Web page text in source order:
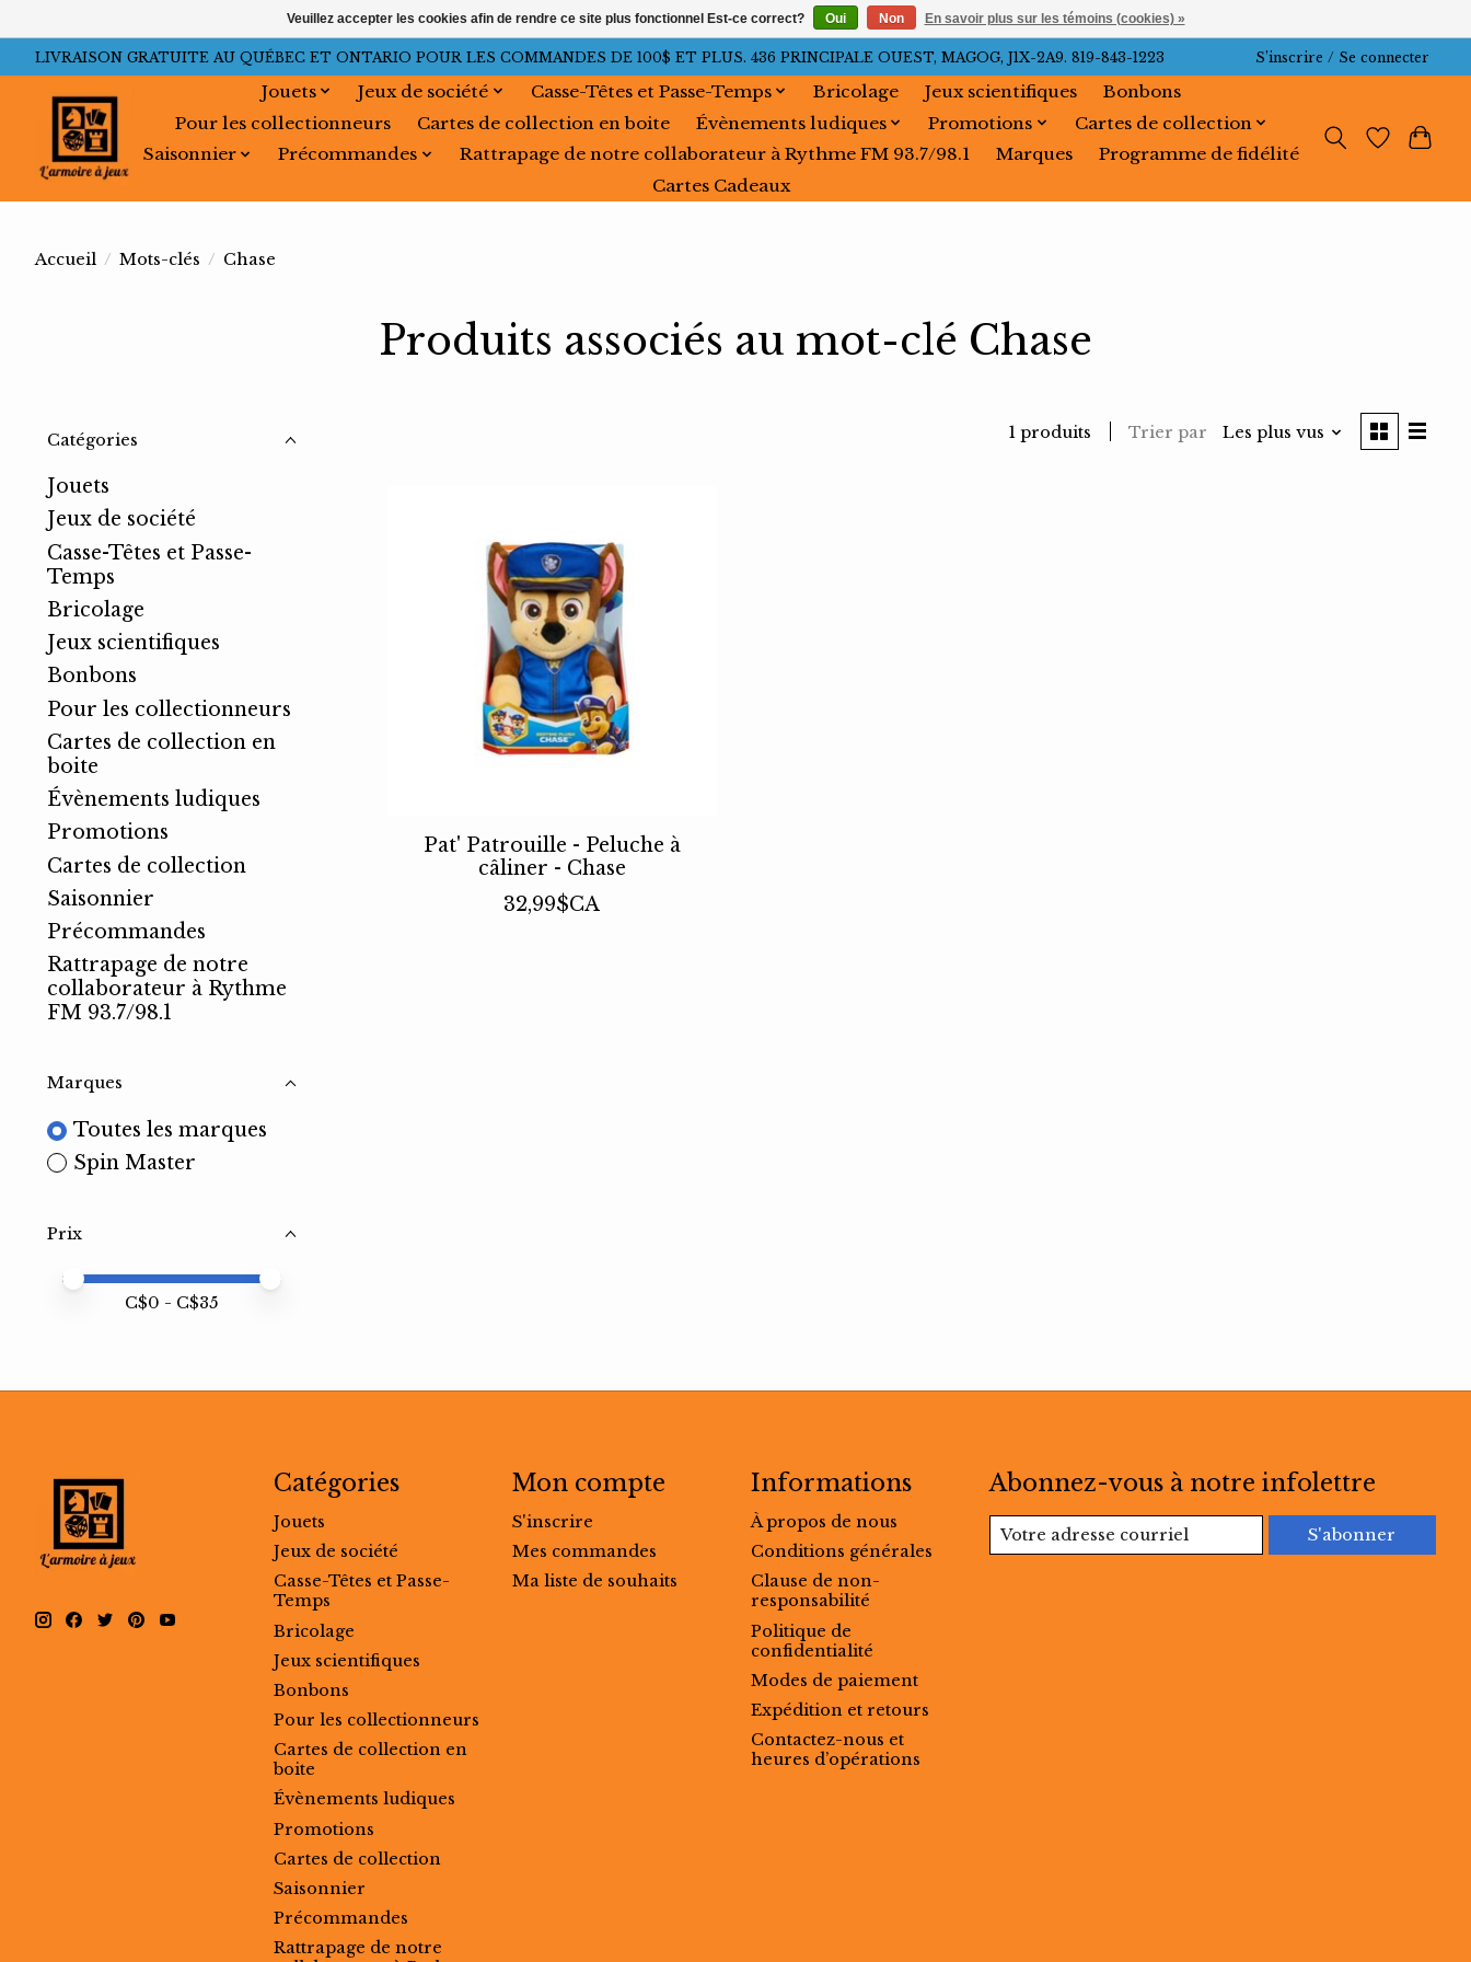
LIVRAISON GRATUITE AU QUÉBEC ET ONTARIO POUR LES COMMANDES DE 100$ ET PLUS. 436 PRINCIPALE OUEST, MAGOG, J1X-2A9. 819-843-1223 S’inscrire / Se connecter
Jouets Jeux de société Casse-Têtes et Passe-Temps Bricolage Jeux scientifiques
Bonbons
Pour les collectionneurs
Cartes de collection en boite Évènements ludiques Promotions
Cartes de collection
Saisonnier
Précommandes Rattrapage de notre collaborateur à Rythme FM 93.7/98.1 Marques
Programme de fidélité
Cartes Cadeaux
Accueil / Mots-clés / Chase
Produits associés au mot-clé Chase
Catégories
Jouets
Jeux de société
Casse-Têtes et Passe-
Temps
Bricolage
Jeux scientifiques
Bonbons
Pour les collectionneurs
Cartes de collection en
boite
Évènements ludiques
Promotions
Cartes de collection
Saisonnier
Précommandes
Rattrapage de notre
collaborateur à Rythme
FM 93.7/98.1
Marques
Toutes les marques
Spin Master
Prix
Prix minimum
Price maximum value
C$0 - C$35
1 produits Trier par Les plus vus
Pat' Patrouille - Peluche à
câliner - Chase
32,99$CA
Catégories
Jouets
Jeux de société
Casse-Têtes et Passe-
Temps
Bricolage
Jeux scientifiques
Bonbons
Pour les collectionneurs
Cartes de collection en
boite
Évènements ludiques
Promotions
Cartes de collection
Saisonnier
Précommandes
Rattrapage de notre
Mon compte
S'inscrire
Mes commandes
Ma liste de souhaits
Informations
À propos de nous
Conditions générales
Clause de non-
responsabilité
Politique de
confidentialité
Modes de paiement
Expédition et retours
Contactez-nous et
heures d’opérations
Abonnez-vous à notre infolettre
S'abonner
Veuillez accepter les cookies afin de rendre ce site plus fonctionnel Est-ce correct? Oui Non En savoir plus sur les témoins (cookies) »